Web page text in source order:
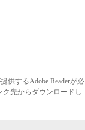
供するAdobe Readerが必
ク先からダウンロードし